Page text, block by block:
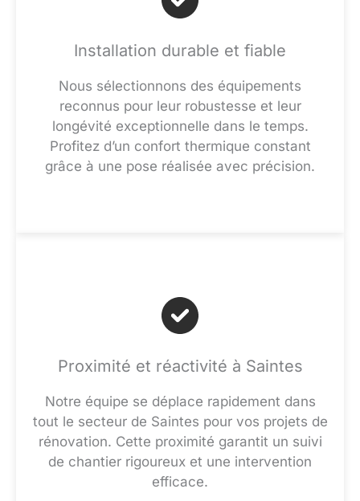
Installation durable et fiable
Nous sélectionnons des équipements
reconnus pour leur robustesse et leur
longévité exceptionnelle dans le temps.
Profitez d’un confort thermique constant
grâce à une pose réalisée avec précision.
Proximité et réactivité à Saintes
Notre équipe se déplace rapidement dans
tout le secteur de Saintes pour vos projets de
rénovation. Cette proximité garantit un suivi
de chantier rigoureux et une intervention
efficace.